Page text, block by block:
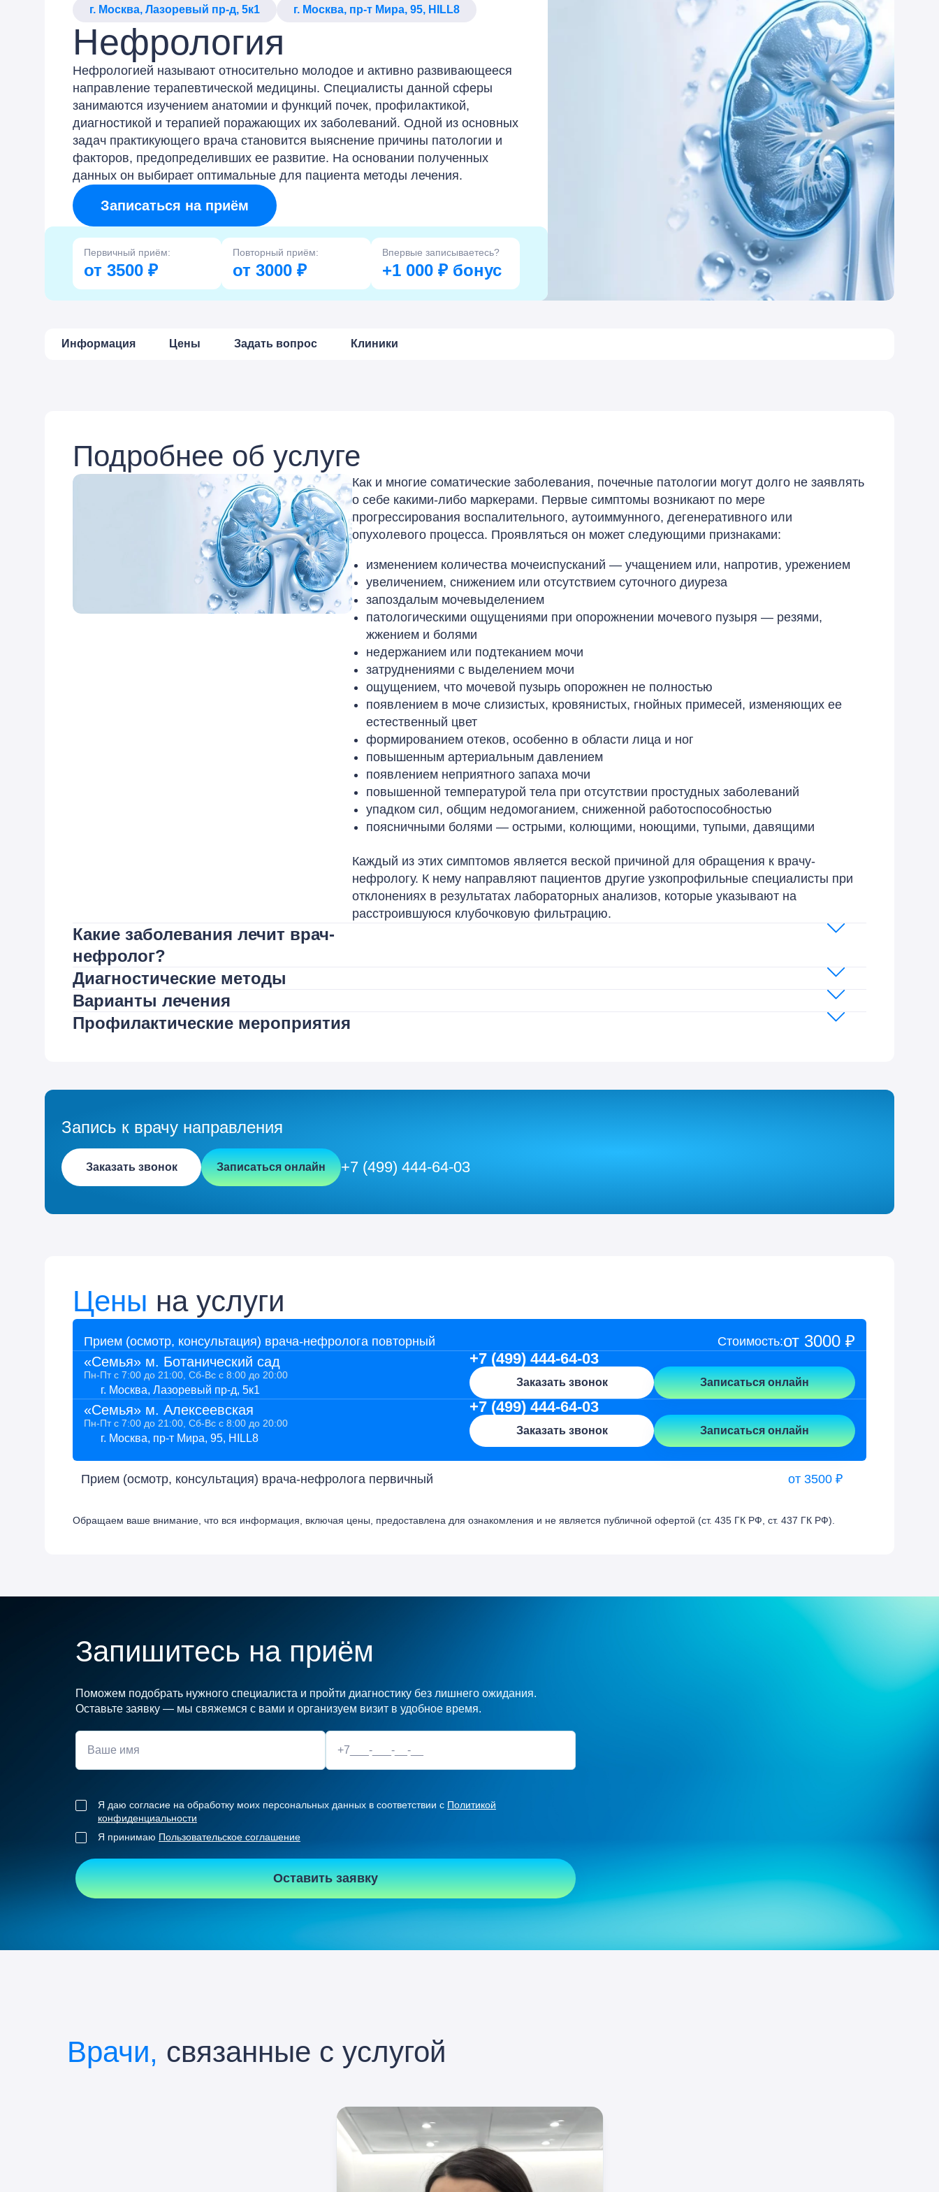
г. Москва, Лазоревый пр-д, 5к1 г. Москва, пр-т Мира, 95, HILL8
Нефрология
Нефрологией называют относительно молодое и активно развивающееся
направление терапевтической медицины. Специалисты данной сферы
занимаются изучением анатомии и функций почек, профилактикой,
диагностикой и терапией поражающих их заболеваний. Одной из основных
задач практикующего врача становится выяснение причины патологии и
факторов, предопределивших ее развитие. На основании полученных
данных он выбирает оптимальные для пациента методы лечения.
Записаться на приём
Первичный приём:
от 3500 ₽
Повторный приём:
от 3000 ₽
Впервые записываетесь?
+1 000 ₽ бонус
Информация Цены Задать вопрос Клиники
Подробнее об услуге
Как и многие соматические заболевания, почечные патологии могут долго не заявлять
о себе какими-либо маркерами. Первые симптомы возникают по мере
прогрессирования воспалительного, аутоиммунного, дегенеративного или
опухолевого процесса. Проявляться он может следующими признаками:
изменением количества мочеиспусканий — учащением или, напротив, урежением
увеличением, снижением или отсутствием суточного диуреза
запоздалым мочевыделением
патологическими ощущениями при опорожнении мочевого пузыря — резями,
жжением и болями
недержанием или подтеканием мочи
затруднениями с выделением мочи
ощущением, что мочевой пузырь опорожнен не полностью
появлением в моче слизистых, кровянистых, гнойных примесей, изменяющих ее
естественный цвет
формированием отеков, особенно в области лица и ног
повышенным артериальным давлением
появлением неприятного запаха мочи
повышенной температурой тела при отсутствии простудных заболеваний
упадком сил, общим недомоганием, сниженной работоспособностью
поясничными болями — острыми, колющими, ноющими, тупыми, давящими
Каждый из этих симптомов является веской причиной для обращения к врачу-
нефрологу. К нему направляют пациентов другие узкопрофильные специалисты при
отклонениях в результатах лабораторных анализов, которые указывают на
расстроившуюся клубочковую фильтрацию.
Какие заболевания лечит врач-
нефролог?
Диагностические методы
Варианты лечения
Профилактические мероприятия
Запись к врачу направления
Заказать звонок Записаться онлайн +7 (499) 444-64-03
Цены на услуги
Прием (осмотр, консультация) врача-нефролога повторный Стоимость:от 3000 ₽
«Семья» м. Ботанический сад
Пн-Пт с 7:00 до 21:00, Сб-Вс с 8:00 до 20:00
г. Москва, Лазоревый пр-д, 5к1
+7 (499) 444-64-03
Заказать звонок Записаться онлайн
«Семья» м. Алексеевская
Пн-Пт с 7:00 до 21:00, Сб-Вс с 8:00 до 20:00
г. Москва, пр-т Мира, 95, HILL8
+7 (499) 444-64-03
Заказать звонок Записаться онлайн
Прием (осмотр, консультация) врача-нефролога первичный от 3500 ₽
Обращаем ваше внимание, что вся информация, включая цены, предоставлена для ознакомления и не является публичной офертой (ст. 435 ГК РФ, cт. 437 ГК РФ).
Запишитесь на приём
Поможем подобрать нужного специалиста и пройти диагностику без лишнего ожидания.
Оставьте заявку — мы свяжемся с вами и организуем визит в удобное время.
Я даю согласие на обработку моих персональных данных в соответствии с Политикой
конфиденциальности
Я принимаю Пользовательское соглашение
Оставить заявку
Врачи, связанные с услугой